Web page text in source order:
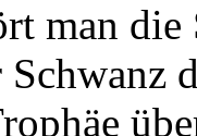
man